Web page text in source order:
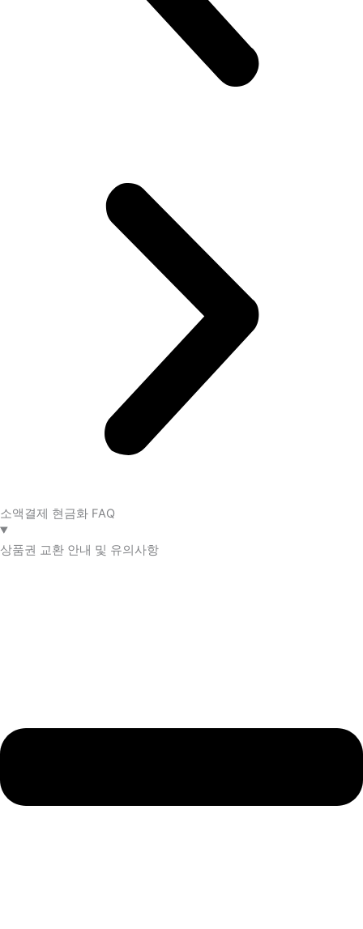
소액결제 현금화 FAQ​
상품권 교환 안내 및 유의사항